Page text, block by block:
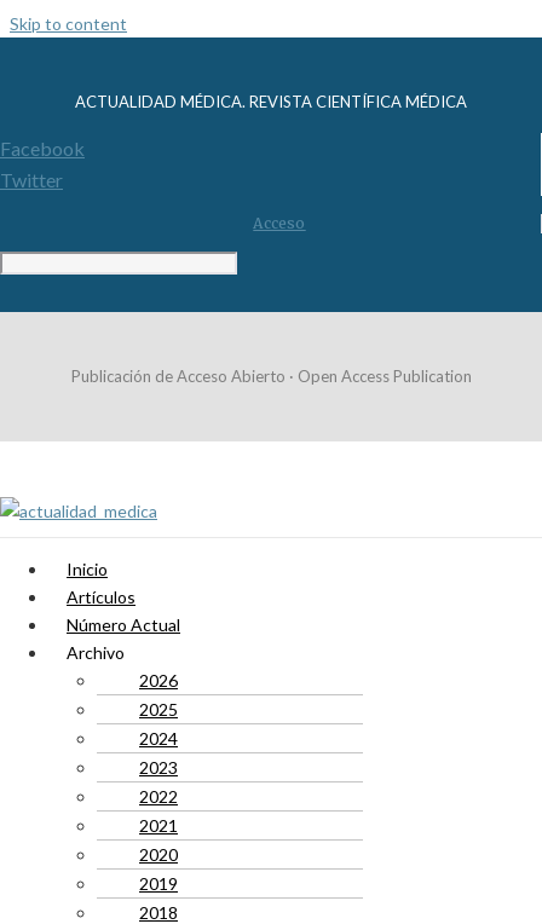
Skip to content
ACTUALIDAD MÉDICA. REVISTA CIENTÍFICA MÉDICA
Facebook
Twitter
Acceso
Publicación de Acceso Abierto · Open Access Publication
Inicio
Artículos
Número Actual
Archivo
2026
2025
2024
2023
2022
2021
2020
2019
2018